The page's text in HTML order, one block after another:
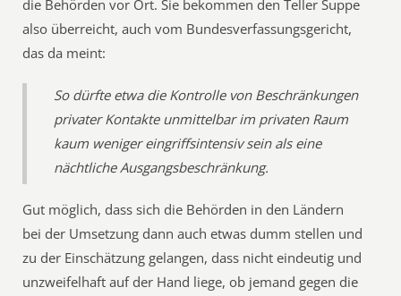
die Behörden vor Ort. Sie bekommen den Teller Suppe
also überreicht, auch vom Bundesverfassungsgericht,
das da meint:
So dürfte etwa die Kontrolle von Beschränkungen
privater Kontakte unmittelbar im privaten Raum
kaum weniger eingriffsintensiv sein als eine
nächtliche Ausgangsbeschränkung.
Gut möglich, dass sich die Behörden in den Ländern
bei der Umsetzung dann auch etwas dumm stellen und
zu der Einschätzung gelangen, dass nicht eindeutig und
unzweifelhaft auf der Hand liege, ob jemand gegen die